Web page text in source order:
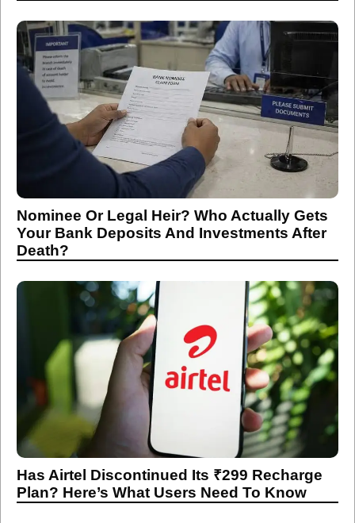
Nominee Or Legal Heir? Who Actually Gets
Your Bank Deposits And Investments After
Death?
Has Airtel Discontinued Its ₹299 Recharge
Plan? Here’s What Users Need To Know